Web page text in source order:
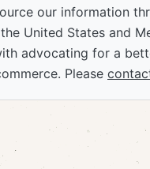
our information
United States and
advocating for a
Please